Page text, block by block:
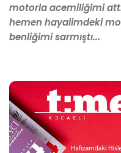
motorla acemiliğimi
hemen hayalimdeki
benliğimi sarmıştı...